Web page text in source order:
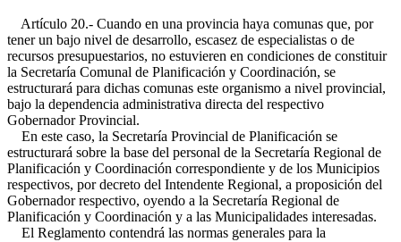
Artículo 20.- Cuando en una provincia haya comunas que, por
tener un bajo nivel de desarrollo, escasez de especialistas o de
recursos presupuestarios, no estuvieren en condiciones de constituir
la Secretaría Comunal de Planificación y Coordinación, se
estructurará para dichas comunas este organismo a nivel provincial,
bajo la dependencia administrativa directa del respectivo
Gobernador Provincial.
En este caso, la Secretaría Provincial de Planificación se
estructurará sobre la base del personal de la Secretaría Regional de
Planificación y Coordinación correspondiente y de los Municipios
respectivos, por decreto del Intendente Regional, a proposición del
Gobernador respectivo, oyendo a la Secretaría Regional de
Planificación y Coordinación y a las Municipalidades interesadas.
El Reglamento contendrá las normas generales para la